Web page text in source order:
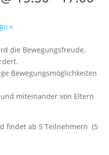
»
die Bewegungsfreude,
Bewegungsmöglichkeiten
miteinander von Eltern
findet ab 5 Teilnehmern (5